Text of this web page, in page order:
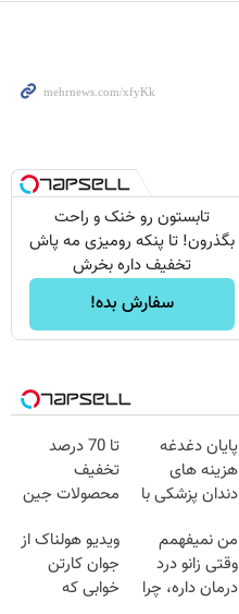
تابستون رو خنک و راحت
بگذرون! تا پنکه رومیزی مه پاش
تخفیف داره بخرش
سفارش بده!
پایان دغدغه
هزینه های
دندان پزشکی با
خانگی
تا 70 درصد
تخفیف
محصولات جین
4 قسط
من نمیفهمم
وقتی زانو درد
درمان داره، چرا
ویدیو هولناک از
جوان کارتن
خوابی که